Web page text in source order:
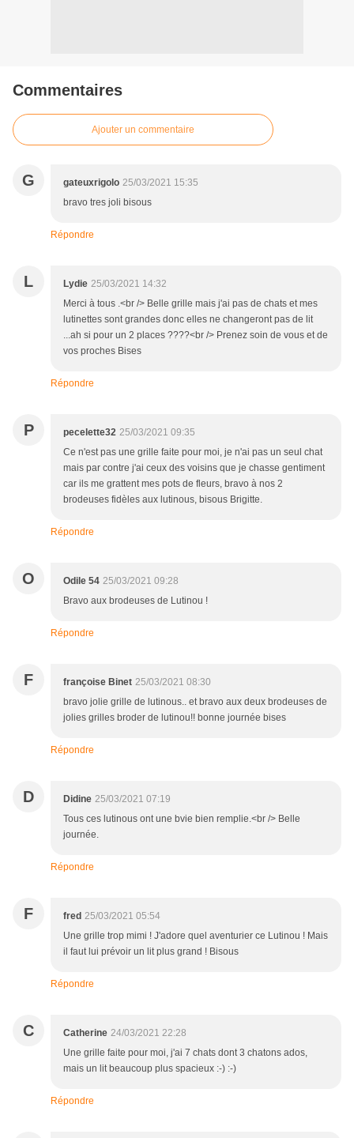
Commentaires
Ajouter un commentaire
G gateuxrigolo 25/03/2021 15:35
bravo tres joli bisous
Répondre
L Lydie 25/03/2021 14:32
Merci à tous .<br /> Belle grille mais j'ai pas de chats et mes
lutinettes sont grandes donc elles ne changeront pas de lit
...ah si pour un 2 places ????<br /> Prenez soin de vous et de
vos proches Bises
Répondre
P pecelette32 25/03/2021 09:35
Ce n'est pas une grille faite pour moi, je n'ai pas un seul chat
mais par contre j'ai ceux des voisins que je chasse gentiment
car ils me grattent mes pots de fleurs, bravo à nos 2
brodeuses fidèles aux lutinous, bisous Brigitte.
Répondre
O Odile 54 25/03/2021 09:28
Bravo aux brodeuses de Lutinou !
Répondre
F françoise Binet 25/03/2021 08:30
bravo jolie grille de lutinous.. et bravo aux deux brodeuses de
jolies grilles broder de lutinou!! bonne journée bises
Répondre
D Didine 25/03/2021 07:19
Tous ces lutinous ont une bvie bien remplie.<br /> Belle
journée.
Répondre
F fred 25/03/2021 05:54
Une grille trop mimi ! J'adore quel aventurier ce Lutinou ! Mais
il faut lui prévoir un lit plus grand ! Bisous
Répondre
C Catherine 24/03/2021 22:28
Une grille faite pour moi, j'ai 7 chats dont 3 chatons ados,
mais un lit beaucoup plus spacieux :-) :-)
Répondre